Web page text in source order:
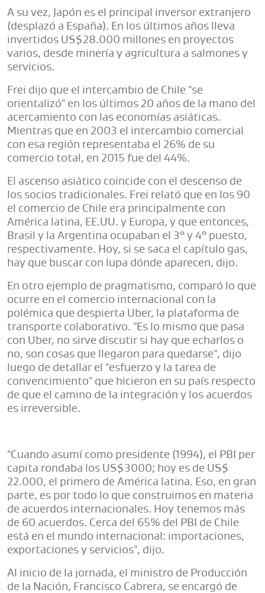
A su vez, Japón es el principal inversor extranjero
(desplazó a España). En los últimos años lleva
invertidos US$28.000 millones en proyectos
varios, desde minería y agricultura a salmones y
servicios.
Frei dijo que el intercambio de Chile "se
orientalizó" en los últimos 20 años de la mano del
acercamiento con las economías asiáticas.
Mientras que en 2003 el intercambio comercial
con esa región representaba el 26% de su
comercio total, en 2015 fue del 44%.
El ascenso asiático coincide con el descenso de
los socios tradicionales. Frei relató que en los 90
el comercio de Chile era principalmente con
América latina, EE.UU. y Europa, y que entonces,
Brasil y la Argentina ocupaban el 3° y 4° puesto,
respectivamente. Hoy, si se saca el capítulo gas,
hay que buscar con lupa dónde aparecen, dijo.
En otro ejemplo de pragmatismo, comparó lo que
ocurre en el comercio internacional con la
polémica que despierta Uber, la plataforma de
transporte colaborativo. "Es lo mismo que pasa
con Uber, no sirve discutir si hay que echarlos o
no, son cosas que llegaron para quedarse", dijo
luego de detallar el "esfuerzo y la tarea de
convencimiento" que hicieron en su país respecto
de que el camino de la integración y los acuerdos
es irreversible.
"Cuando asumí como presidente (1994), el PBI per
capita rondaba los US$3000; hoy es de US$
22.000, el primero de América latina. Eso, en gran
parte, es por todo lo que construimos en materia
de acuerdos internacionales. Hoy tenemos más
de 60 acuerdos. Cerca del 65% del PBI de Chile
está en el mundo internacional: importaciones,
exportaciones y servicios", dijo.
Al inicio de la jornada, el ministro de Producción
de la Nación, Francisco Cabrera, se encargó de